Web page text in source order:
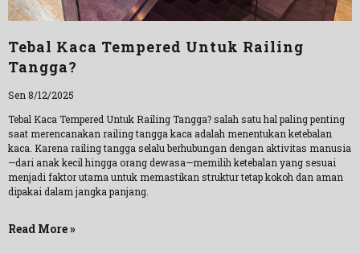
Tebal Kaca Tempered Untuk Railing
Tangga?
Sen 8/12/2025
Tebal Kaca Tempered Untuk Railing Tangga? salah satu hal paling penting
saat merencanakan railing tangga kaca adalah menentukan ketebalan
kaca. Karena railing tangga selalu berhubungan dengan aktivitas manusia
—dari anak kecil hingga orang dewasa—memilih ketebalan yang sesuai
menjadi faktor utama untuk memastikan struktur tetap kokoh dan aman
dipakai dalam jangka panjang.
Read More »